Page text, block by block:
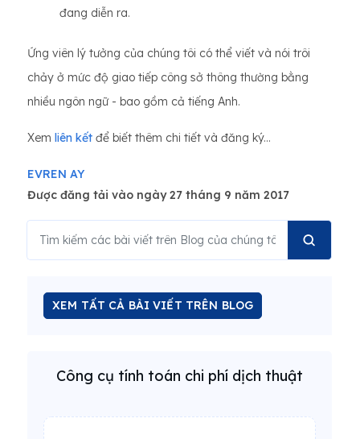
đang diễn ra.
Ứng viên lý tưởng của chúng tôi có thể viết và nói trôi
chảy ở mức độ giao tiếp công sở thông thường bằng
nhiều ngôn ngữ - bao gồm cả tiếng Anh.
Xem liên kết để biết thêm chi tiết và đăng ký...
EVREN AY
Được đăng tải vào ngày 27 tháng 9 năm 2017
XEM TẤT CẢ BÀI VIẾT TRÊN BLOG
Công cụ tính toán chi phí dịch thuật